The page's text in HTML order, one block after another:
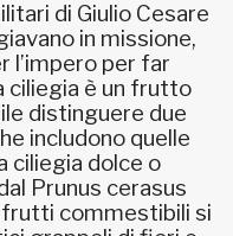
di Giulio Cesare
in missione,
l’impero per far
ciliegia è un frutto
distinguere due
includono quelle
ciliegia dolce o
Prunus cerasus
frutti commestibili si